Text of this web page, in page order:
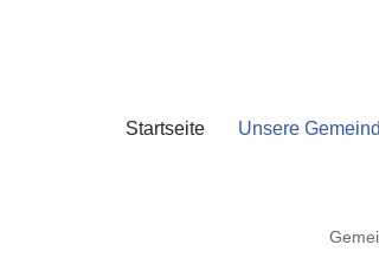
Startseite Unsere